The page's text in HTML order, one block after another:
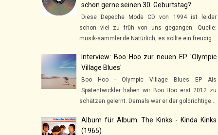
schon gerne seinen 30. Geburtstag?
Diese Depeche Mode CD von 1994 ist leider
schon viel zu früh von uns gegangen. Quelle:
musik-sammler.de Natürlich, es sollte ein freudig...
Interview: Boo Hoo zur neuen EP 'Olympic
Village Blues'
Boo Hoo - Olympic Village Blues EP Als
Spätentwickler haben wir Boo Hoo erst 2012 zu
schätzen gelernt. Damals war er der goldrichtige...
Album für Album: The Kinks - Kinda Kinks
(1965)